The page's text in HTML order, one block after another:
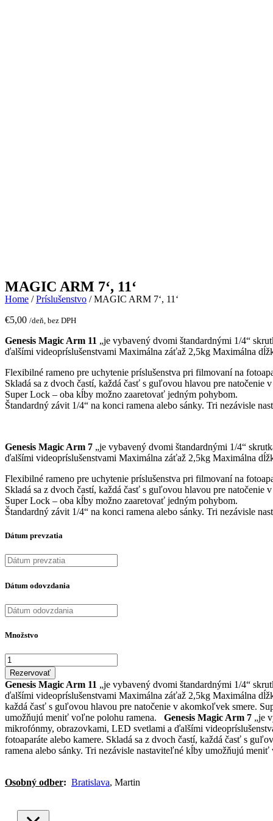
MAGIC ARM 7‘, 11‘
Home /Príslušenstvo / MAGIC ARM 7‘, 11‘
€5,00 /deň, bez DPH
Genesis Magic Arm 11 „je vybavený dvomi štandardnými 1/4“
ďalšími videopríslušenstvami Maximálna záťaž 2,5kg Maximálna
Flexibilné rameno pre uchytenie príslušenstva pri filmovaní na
Skladá sa z dvoch častí, každá časť s guľovou hlavou pre natočenie
Super Lock – oba kĺby možno zaaretovať jedným pohybom.
Štandardný závit 1/4“ na konci ramena alebo sánky. Tri nezávisle
Genesis Magic Arm 7 „je vybavený dvomi štandardnými 1/4“
ďalšími videopríslušenstvami Maximálna záťaž 2,5kg Maximálna
Flexibilné rameno pre uchytenie príslušenstva pri filmovaní na
Skladá sa z dvoch častí, každá časť s guľovou hlavou pre natočenie
Super Lock – oba kĺby možno zaaretovať jedným pohybom.
Štandardný závit 1/4“ na konci ramena alebo sánky. Tri nezávisle
Dátum prevzatia
Dátum odovzdania
Množstvo
Rezervovať
Genesis Magic Arm 11 „je vybavený dvomi štandardnými 1/4“
ďalšími videopríslušenstvami Maximálna záťaž 2,5kg Maximálna
každá časť s guľovou hlavou pre natočenie v akomkoľvek smere.
umožňujú meniť voľne polohu ramena. Genesis Magic Arm 7 „je
mikrofónmy, obrazovkami, LED svetlami a ďalšími
fotoaparáte alebo kamere. Skladá sa z dvoch častí, každá časť s
ramena alebo sánky. Tri nezávisle nastaviteľné kĺby umožňujú
Osobný odber: Bratislava, Martin